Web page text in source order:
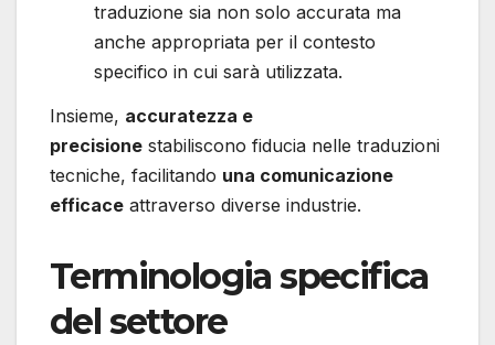
traduzione sia non solo accurata ma
anche appropriata per il contesto
specifico in cui sarà utilizzata.
Insieme, accuratezza e
precisione stabiliscono fiducia nelle traduzioni
tecniche, facilitando una comunicazione
efficace attraverso diverse industrie.
Terminologia specifica
del settore